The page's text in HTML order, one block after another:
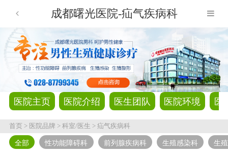
成都曙光医院-疝气疾病科
医院主页 医院介绍 医生团队 医院环境 医
首页> 医院品牌 > 科室/医生 > 疝气疾病科
全部 性功能障碍科 前列腺疾病科 生殖感染科 生